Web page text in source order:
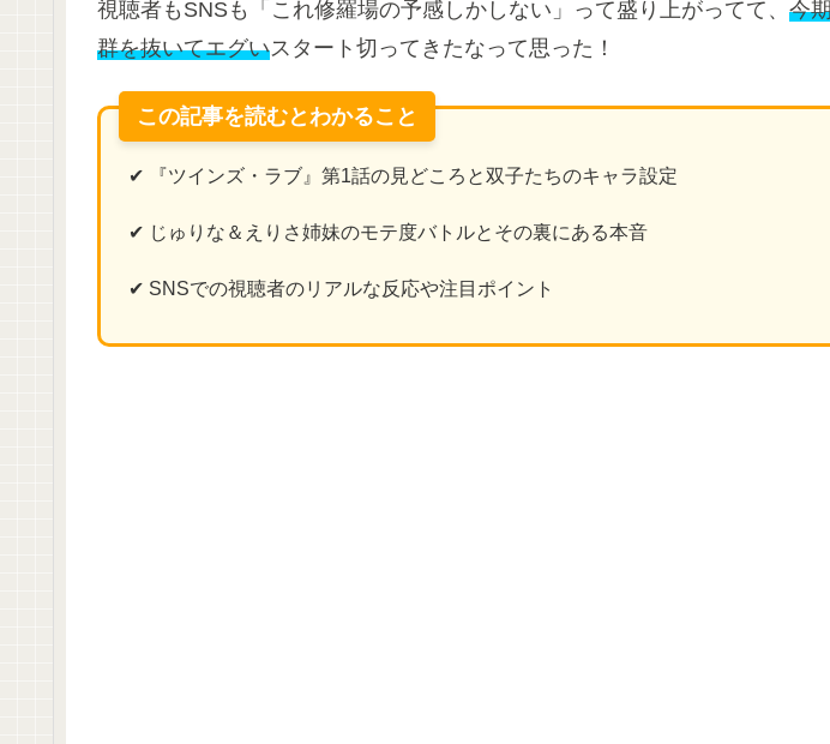
視聴者もSNSも「これ修羅場の予感しかしない」って盛り上がってて、 今
群を抜いてエグいスタート切ってきたなって思った！
この記事を読むとわかること
✔ 『ツインズ・ラブ』第1話の見どころと双子たちのキャラ設定
✔ じゅりな＆えりさ姉妹のモテ度バトルとその裏にある本音
✔ SNSでの視聴者のリアルな反応や注目ポイント